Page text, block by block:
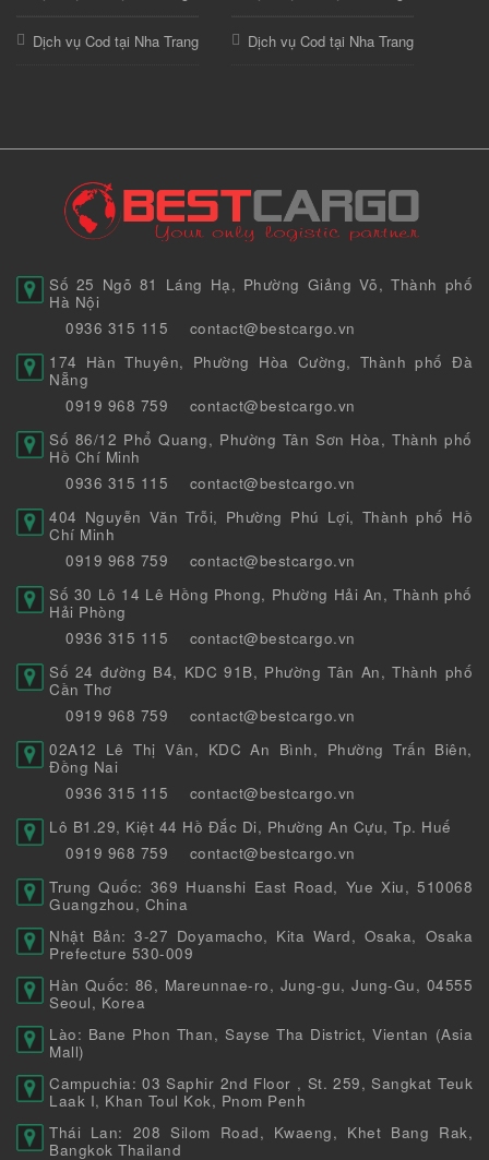
Dịch vụ Cod tại Nha Trang Dịch vụ Cod tại Nha Trang
Số 25 Ngõ 81 Láng Hạ, Phường Giảng Võ, Thành phố
Hà Nội
0936 315 115
contact@bestcargo.vn
174 Hàn Thuyên, Phường Hòa Cường, Thành phố Đà
Nẵng
0919 968 759
contact@bestcargo.vn
Số 86/12 Phổ Quang, Phường Tân Sơn Hòa, Thành phố
Hồ Chí Minh
0936 315 115
contact@bestcargo.vn
404 Nguyễn Văn Trỗi, Phường Phú Lợi, Thành phố Hồ
Chí Minh
0919 968 759
contact@bestcargo.vn
Số 30 Lô 14 Lê Hồng Phong, Phường Hải An, Thành phố
Hải Phòng
0936 315 115
contact@bestcargo.vn
Số 24 đường B4, KDC 91B, Phường Tân An, Thành phố
Cần Thơ
0919 968 759
contact@bestcargo.vn
02A12 Lê Thị Vân, KDC An Bình, Phường Trấn Biên,
Đồng Nai
0936 315 115
contact@bestcargo.vn
Lô B1.29, Kiệt 44 Hồ Đắc Di, Phường An Cựu, Tp. Huế
0919 968 759
contact@bestcargo.vn
Trung Quốc: 369 Huanshi East Road, Yue Xiu, 510068
Guangzhou, China
Nhật Bản: 3-27 Doyamacho, Kita Ward, Osaka, Osaka
Prefecture 530-009
Hàn Quốc: 86, Mareunnae-ro, Jung-gu, Jung-Gu, 04555
Seoul, Korea
Lào: Bane Phon Than, Sayse Tha District, Vientan (Asia
Mall)
Campuchia: 03 Saphir 2nd Floor , St. 259, Sangkat Teuk
Laak I, Khan Toul Kok, Pnom Penh
Thái Lan: 208 Silom Road, Kwaeng, Khet Bang Rak,
Bangkok Thailand